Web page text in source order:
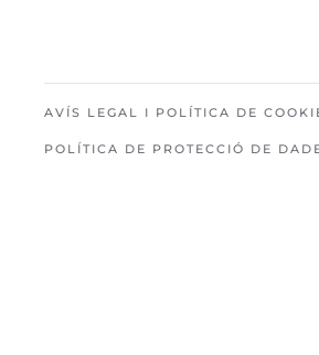
AVÍS LEGAL I POLÍTICA DE
POLÍTICA DE PROTECCIÓ DE